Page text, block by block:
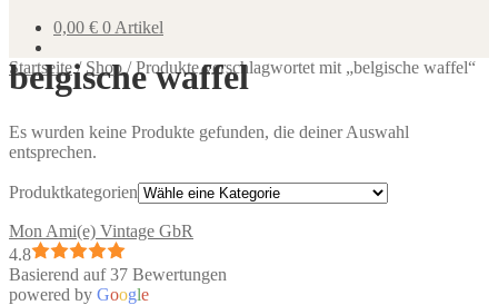
0,00 € 0 Artikel
Startseite/ Shop /Produkte verschlagwortet mit „belgische waffel“
belgische waffel
Es wurden keine Produkte gefunden, die deiner Auswahl
entsprechen.
Produktkategorien
Mon Ami(e) Vintage GbR
4.8
Basierend auf 37 Bewertungen
powered by Google